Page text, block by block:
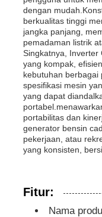
genset kedap
Generator untuk
Genset Kanopi
Generator
dengan
berkualitas tinggi
jangka panjang,
pemadaman listrik
Singkatnya, Inverter
yang kompak,
kebutuhan berbagai
spesifikasi mesin
yang dapat
portabilitas dan
generator bensin
pekerjaan, atau
yang konsisten,
Fitur:
Nama